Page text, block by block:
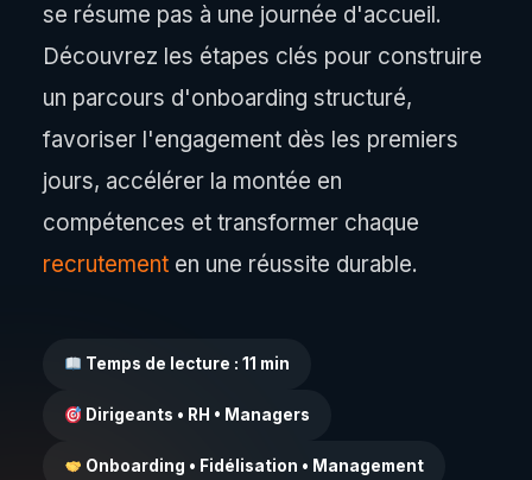
se résume pas à une journée d'accueil.
Découvrez les étapes clés pour construire
un parcours d'onboarding structuré,
favoriser l'engagement dès les premiers
jours, accélérer la montée en
compétences et transformer chaque
recrutementen une réussite durable.
Temps de lecture : 11 min
Dirigeants • RH • Managers
Onboarding • Fidélisation • Management